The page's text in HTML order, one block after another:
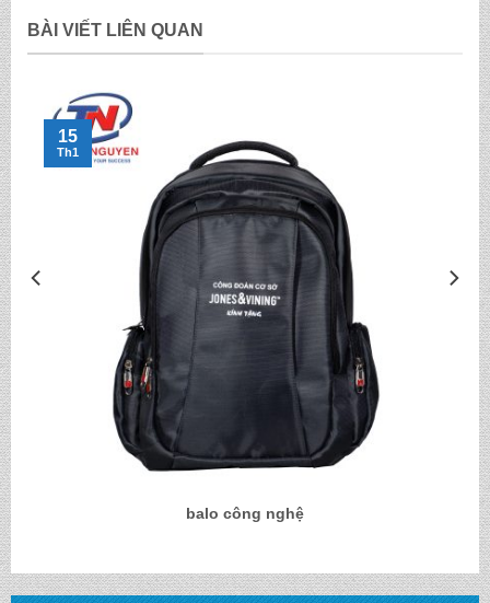
BÀI VIẾT LIÊN QUAN
balo công nghệ
15
Th1